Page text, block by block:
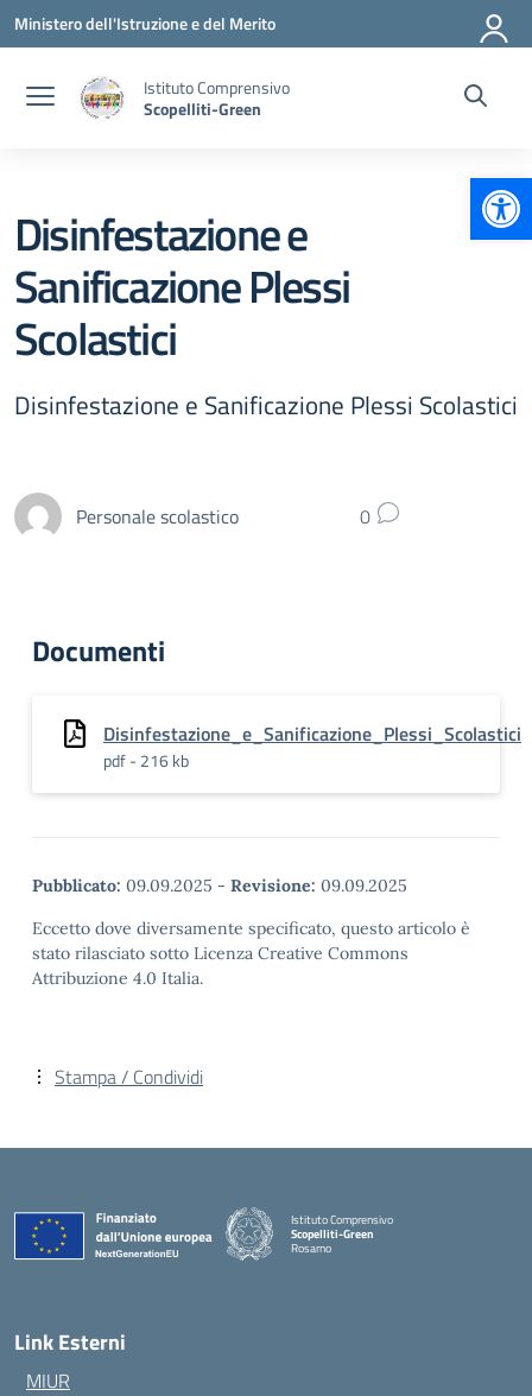
Vai ai contenuti
Vai al menu di navigazione
Vai al footer
Ministero dell'Istruzione e del Merito
Istituto Comprensivo
Scopelliti-Green
Disinfestazione e
Sanificazione Plessi
Scolastici
Disinfestazione e Sanificazione Plessi Scolastici
Personale scolastico 0
Documenti
Disinfestazione_e_Sanificazione_Plessi_Scolastici
pdf - 216 kb
Pubblicato: 09.09.2025 - Revisione: 09.09.2025
Eccetto dove diversamente specificato, questo articolo è
stato rilasciato sotto Licenza Creative Commons
Attribuzione 4.0 Italia.
Stampa / Condividi
Istituto Comprensivo
Scopelliti-Green
Rosarno
Link Esterni
MIUR